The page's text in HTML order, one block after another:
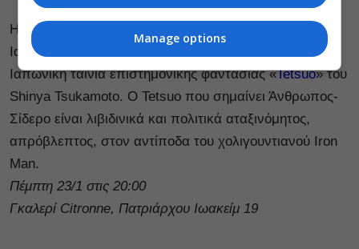
Η Γκαλερί Citronne προβάλλει την Πέμπτη 23
Ιανουαρίου 2020 στις 20:00 τη θρυλική ανεξάρτητη
Iαπωνική ταινία επιστημονικής φαντασίας «Tetsuo» του
Shinya Tsukamoto. O Tetsuo που σημαίνει Άνθρωπος-
Σίδερο είναι λιβιδινικά και πολιτικά αταξινόμητος,
απρόβλεπτος, στον αντίποδα του χολιγουντιανού Iron
Man.
Πέμπτη 23/1 στις 20:00
Γκαλερί Citronne, Πατριάρχου Ιωακείμ 19
Manage options